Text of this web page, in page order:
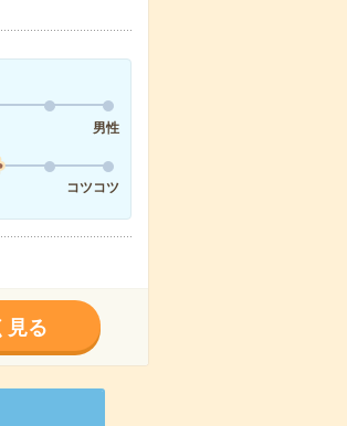
男性
コツコツ
見る